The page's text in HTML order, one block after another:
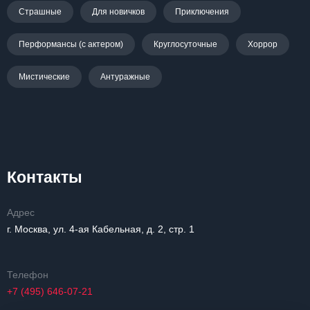
Страшные Для новичков Приключения
Перформансы (с актером) Круглосуточные Хоррор
Мистические Антуражные
Контакты
Адрес
г. Москва, ул. 4-ая Кабельная, д. 2, стр. 1
Телефон
+7 (495) 646-07-21